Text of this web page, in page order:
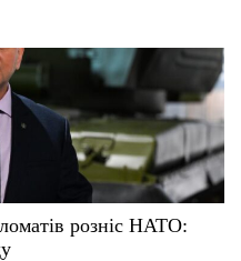
розніс НАТО: